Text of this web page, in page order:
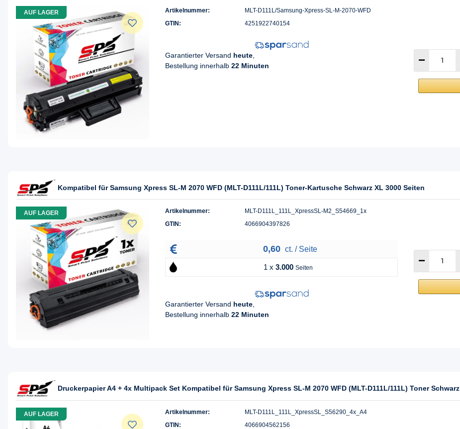
AUF LAGER Artikelnummer:
MLT-D111L/Samsung-Xpress-SL-M-2070-WFD
GTIN:
4251922740154
Garantierter Versand heute,
Bestellung innerhalb 22 Minuten
Kompatibel für Samsung Xpress SL-M 2070 WFD (MLT-D111L/111L) Toner-Kartusche Schwarz XL 3000 Seiten
AUF LAGER Artikelnummer:
MLT-D111L_111L_XpressSL-M2_S54669_1x
GTIN:
4066904397826
0,60 ct. / Seite
1 x 3.000 Seiten
Garantierter Versand heute
Bestellung innerhalb 22 Minuten
Druckerpapier A4 + 4x Multipack Set Kompatibel für Samsung Xpress SL-M 2070 WFD (MLT-D111L/111L) Toner Schwarz
AUF LAGER Artikelnummer:
MLT-D111L_111L_XpressSL_S56290_4x_A4
GTIN:
4066904562156